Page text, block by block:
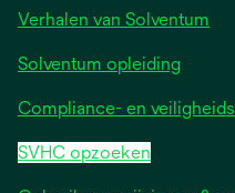
Verhalen van Solventum
Solventum opleiding
Compliance- en
SVHC opzoeken